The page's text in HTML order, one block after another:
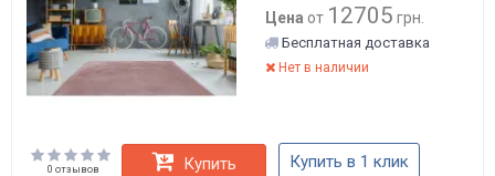
Цена от 12705 грн.
Бесплатная доставка
Нет в наличии
0 отзывов Купить Купить в 1 клик